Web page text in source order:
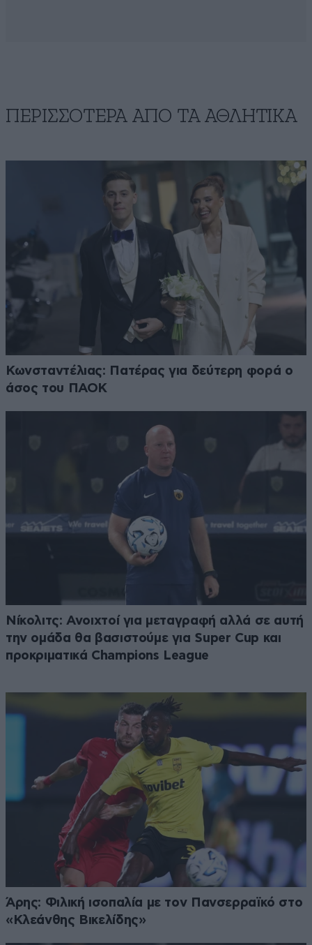
ΠΕΡΙΣΣΟΤΕΡΑ ΑΠΟ ΤA ΑΘΛΗΤΙΚΑ
Κωνσταντέλιας: Πατέρας για δεύτερη φορά ο
άσος του ΠΑΟΚ
Νίκολιτς: Ανοιχτοί για μεταγραφή αλλά σε αυτή
την ομάδα θα βασιστούμε για Super Cup και
προκριματικά Champions League
Άρης: Φιλική ισοπαλία με τον Πανσερραϊκό στο
«Κλεάνθης Βικελίδης»